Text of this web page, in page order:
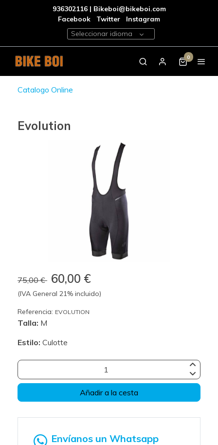
936302116 | Bikeboi@bikeboi.com
Facebook
Twitter
Instagram
Seleccionar idioma
0
Catalogo Online
Evolution
75,00 € 60,00 €
(IVA General 21% incluido)
Referencia: EVOLUTION
Talla: M
Estilo: Culotte
Añadir a la cesta
Envíanos un Whatsapp